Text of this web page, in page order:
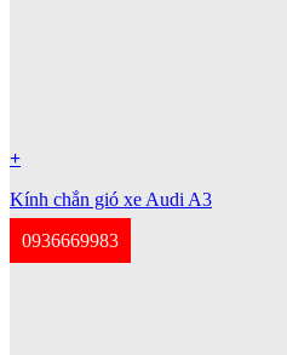
+
Kính chắn gió xe Audi A3
0936669983